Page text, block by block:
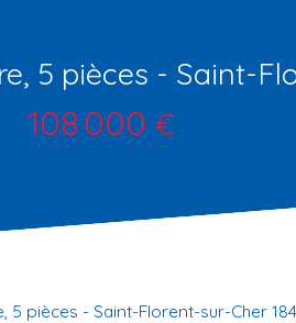
5 pièces - Saint-
108 000 €
5 pièces - Saint-Florent-sur-Cher